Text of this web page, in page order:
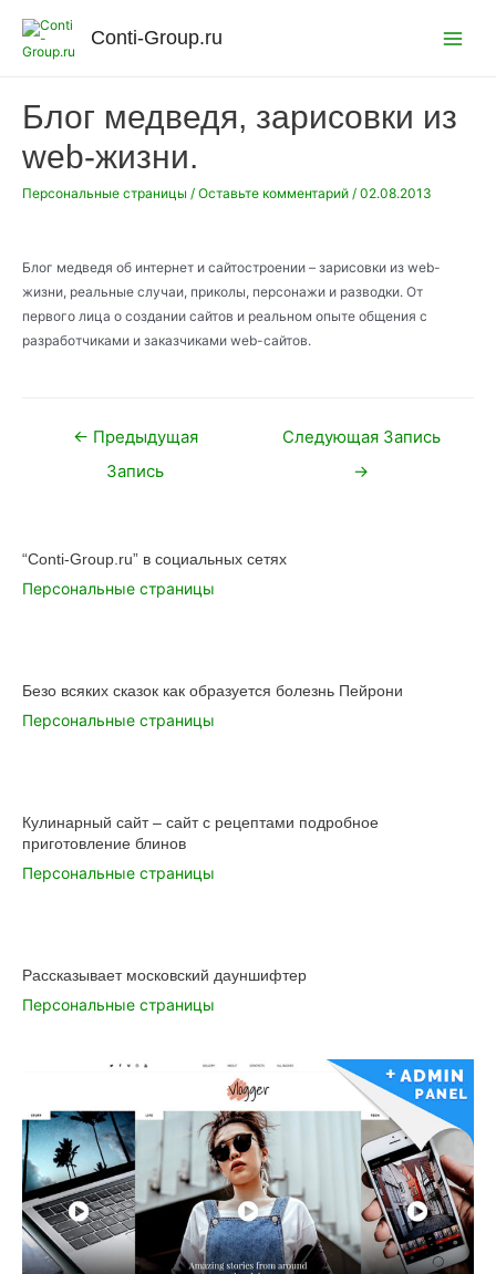
содержимому
Conti-Group.ru
Блог медведя, зарисовки из
web-жизни.
Персональные страницы / Оставьте комментарий / 02.08.2013
Блог медведя об интернет и сайтостроении – зарисовки из web-
жизни, реальные случаи, приколы, персонажи и разводки. От
первого лица о создании сайтов и реальном опыте общения с
разработчиками и заказчиками web-сайтов.
Навигация
← Предыдущая
Запись
Следующая Запись
→
“Conti-Group.ru” в социальных сетях
Персональные страницы
Безо всяких сказок как образуется болезнь Пейрони
Персональные страницы
Кулинарный сайт – сайт с рецептами подробное
приготовление блинов
Персональные страницы
Рассказывает московский дауншифтер
Персональные страницы